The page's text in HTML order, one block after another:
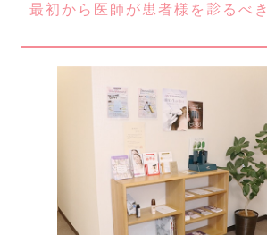
最初から医師が患者様を診るべき